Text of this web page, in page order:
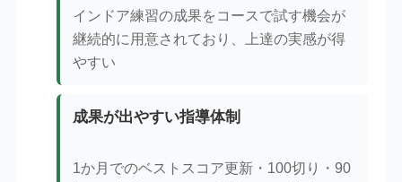
インドア練習の成果をコースで試す機会が
継続的に用意されており、上達の実感が得
やすい
成果が出やすい指導体制
1か月でのベストスコア更新・100切り・90